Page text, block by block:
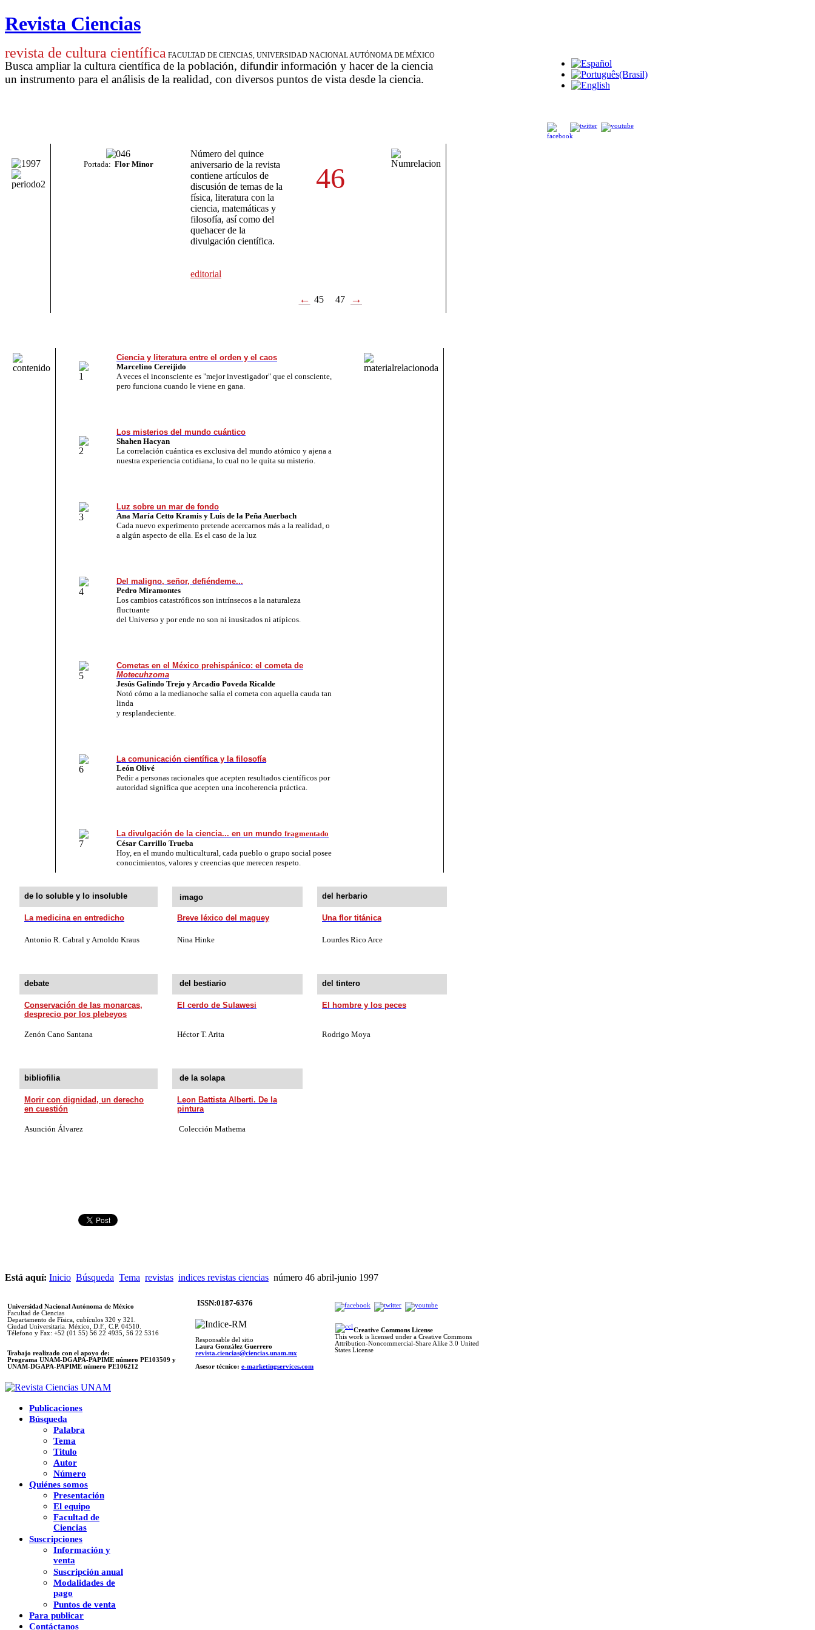
Revista Ciencias
revista de cultura científica FACULTAD DE CIENCIAS, UNIVERSIDAD NACIONAL AUTÓNOMA DE MÉXICO
Busca ampliar la cultura científica de la población, difundir información y hacer de la ciencia
un instrumento para el análisis de la realidad, con diversos puntos de vista desde la ciencia.
Portada: Flor Minor
Número del quince
aniversario de la revista
contiene artículos de
discusión de temas de la
física, literatura con la
ciencia, matemáticas y
filosofía, así como del
quehacer de la
divulgación científica.
editorial
46
← 45 47 →
Ciencia y literatura entre el orden y el caos
Marcelino Cereijido
A veces el inconsciente es "mejor investigador" que el consciente,
pero funciona cuando le viene en gana.
Los misterios del mundo cuántico
Shahen Hacyan
La correlación cuántica es exclusiva del mundo atómico y ajena a
nuestra experiencia cotidiana, lo cual no le quita su misterio.
Luz sobre un mar de fondo
Ana María Cetto Kramis y Luis de la Peña Auerbach
Cada nuevo experimento pretende acercarnos más a la realidad, o
a algún aspecto de ella. Es el caso de la luz
Del maligno, señor, defiéndeme...
Pedro Miramontes
Los cambios catastróficos son intrínsecos a la naturaleza
fluctuante
del Universo y por ende no son ni inusitados ni atípicos.
Cometas en el México prehispánico: el cometa de
Motecuhzoma
Jesús Galindo Trejo y Arcadio Poveda Ricalde
Notó cómo a la medianoche salía el cometa con aquella cauda tan
linda
y resplandeciente.
La comunicación científica y la filosofía
León Olivé
Pedir a personas racionales que acepten resultados científicos por
autoridad significa que acepten una incoherencia práctica.
La divulgación de la ciencia... en un mundo fragmentado
César Carrillo Trueba
Hoy, en el mundo multicultural, cada pueblo o grupo social posee
conocimientos, valores y creencias que merecen respeto.
de lo soluble y lo insoluble imago del herbario
La medicina en entredicho Breve léxico del maguey Una flor titánica
Antonio R. Cabral y Arnoldo Kraus Nina Hinke Lourdes Rico Arce
debate del bestiario del tintero
Conservación de las monarcas,
desprecio por los plebeyos
El cerdo de Sulawesi El hombre y los peces
Zenón Cano Santana Héctor T. Arita Rodrigo Moya
bibliofilia de la solapa
Morir con dignidad, un derecho
en cuestión
Leon Battista Alberti. De la
pintura
Asunción Álvarez Colección Mathema
Está aquí: Inicio Búsqueda Tema revistas indices revistas ciencias número 46 abril-junio 1997
Universidad Nacional Autónoma de México
Facultad de Ciencias
Departamento de Física, cubículos 320 y 321.
Ciudad Universitaria. México, D.F., C.P. 04510.
Télefono y Fax: +52 (01 55) 56 22 4935, 56 22 5316
Trabajo realizado con el apoyo de:
Programa UNAM-DGAPA-PAPIME número PE103509 y
UNAM-DGAPA-PAPIME número PE106212
ISSN:0187-6376
Responsable del sitio
Laura González Guerrero
revista.ciencias@ciencias.unam.mx
Asesor técnico: e-marketingservices.com
Creative Commons License
This work is licensed under a Creative Commons
Attribution-Noncommercial-Share Alike 3.0 United
States License
Publicaciones
Búsqueda
Palabra
Tema
Titulo
Autor
Número
Quiénes somos
Presentación
El equipo
Facultad de
Ciencias
Suscripciones
Información y
venta
Suscripción anual
Modalidades de
pago
Puntos de venta
Para publicar
Contáctanos